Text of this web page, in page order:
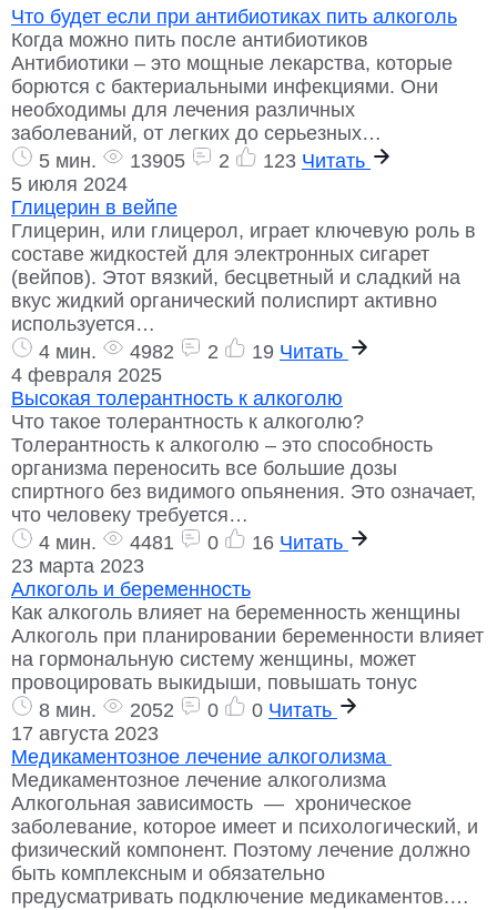
Что будет если при антибиотиках пить алкоголь
Когда можно пить после антибиотиков
Антибиотики – это мощные лекарства, которые
борются с бактериальными инфекциями. Они
необходимы для лечения различных
заболеваний, от легких до серьезных…
5 мин.
13905 2 123 Читать
5 июля 2024
Глицерин в вейпе
Глицерин, или глицерол, играет ключевую роль в
составе жидкостей для электронных сигарет
(вейпов). Этот вязкий, бесцветный и сладкий на
вкус жидкий органический полиспирт активно
используется…
4 мин.
4982 2 19 Читать
4 февраля 2025
Высокая толерантность к алкоголю
Что такое толерантность к алкоголю?
Толерантность к алкоголю – это способность
организма переносить все большие дозы
спиртного без видимого опьянения. Это означает,
что человеку требуется…
4 мин.
4481 0 16 Читать
23 марта 2023
Алкоголь и беременность
Как алкоголь влияет на беременность женщины
Алкоголь при планировании беременности влияет
на гормональную систему женщины, может
провоцировать выкидыши, повышать тонус
8 мин.
2052 0 0 Читать
17 августа 2023
Медикаментозное лечение алкоголизма
Медикаментозное лечение алкоголизма
Алкогольная зависимость — хроническое
заболевание, которое имеет и психологический, и
физический компонент. Поэтому лечение должно
быть комплексным и обязательно
предусматривать подключение медикаментов.…